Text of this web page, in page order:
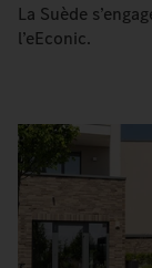
La Suède
l’eEconic.